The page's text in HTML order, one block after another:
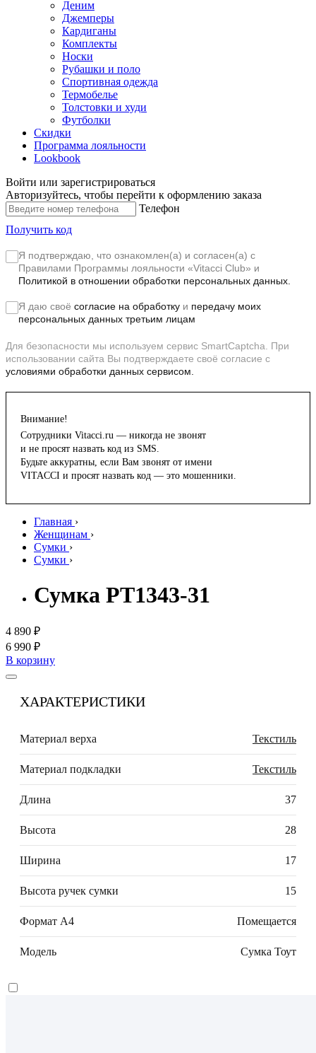
Деним
Джемперы
Кардиганы
Комплекты
Носки
Рубашки и поло
Спортивная одежда
Термобелье
Толстовки и худи
Футболки
Скидки
Программа лояльности
Lookbook
Войти или зарегистрироваться
Авторизуйтесь, чтобы перейти к оформлению заказа
Телефон
Получить код
Я подтверждаю, что ознакомлен(а) и согласен(а) с
Правилами Программы лояльности «Vitacci Club» и
Политикой в отношении обработки персональных данных.
Я даю своё согласие на обработку и передачу моих
персональных данных третьим лицам
Для безопасности мы используем сервис SmartCaptcha. При
использовании сайта Вы подтверждаете своё согласие с
условиями обработки данных сервисом.
Внимание!
Сотрудники Vitacci.ru — никогда не звонят
и не просят назвать код из SMS.
Будьте аккуратны, если Вам звонят от имени
VITACCI и просят назвать код — это мошенники.
Главная ›
Женщинам ›
Сумки ›
Сумки ›
Сумка PT1343-31
4 890 ₽
6 990 ₽
В корзину
ХАРАКТЕРИСТИКИ
Материал верха Текстиль
Материал подкладки Текстиль
Длина 37
Высота 28
Ширина 17
Высота ручек сумки 15
Формат А4 Помещается
Модель Сумка Тоут